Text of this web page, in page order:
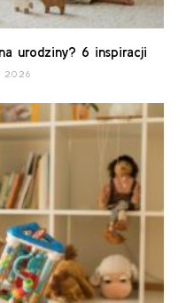
urodziny? 6 inspiracji
2026